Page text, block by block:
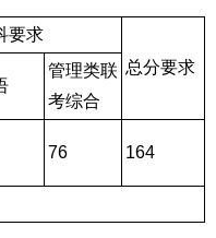
要求
总分要求
管理类联
考综合
76 164